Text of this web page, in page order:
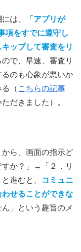
は、
「アプリが
項をすでに遵守し
ップして審査をリ
ので、早速、審査リ
のも心象が悪いか
（ こちらの記事
だきました）。
ら、画面の指示ど
すか？」→「２．リ
進むと、
コミュニ
せることができな
」という趣旨のメ